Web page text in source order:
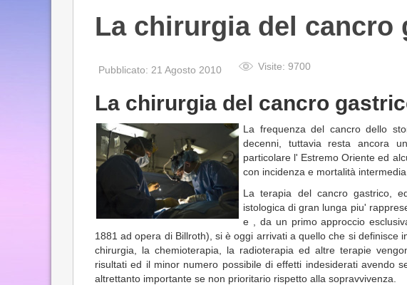
La chirurgia del cancro
Pubblicato: 21 Agosto 2010 Visite: 9700
La chirurgia del cancro
La frequenza del cancro dello
decenni, tuttavia resta ancora
particolare l' Estremo Oriente ed
con incidenza e mortalità intermedia.
La terapia del cancro gastrico,
istologica di gran lunga piu'
e , da un primo approccio
1881 ad opera di Billroth), si è oggi arrivati a quello che si definisce
chirurgia, la chemioterapia, la radioterapia ed altre terapie
risultati ed il minor numero possibile di effetti indesiderati avendo
altrettanto importante se non prioritario rispetto alla sopravvivenza.